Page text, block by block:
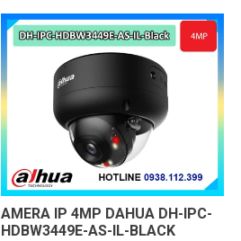
AMERA IP 4MP DAHUA DH-IPC-
HDBW3449E-AS-IL-BLACK